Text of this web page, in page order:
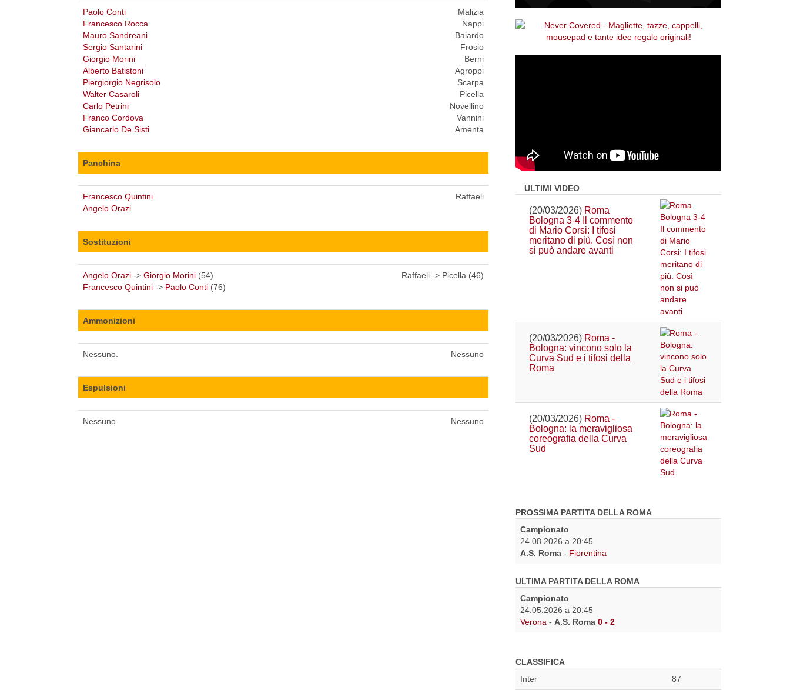
Paolo Conti
Francesco Rocca
Mauro Sandreani
Sergio Santarini
Giorgio Morini
Alberto Batistoni
Piergiorgio Negrisolo
Walter Casaroli
Carlo Petrini
Franco Cordova
Giancarlo De Sisti
Malizia
Nappi
Baiardo
Frosio
Berni
Agroppi
Scarpa
Picella
Novellino
Vannini
Amenta
Panchina
Francesco Quintini
Angelo Orazi
Raffaeli
Sostituzioni
Angelo Orazi -> Giorgio Morini (54)
Francesco Quintini -> Paolo Conti (76)
Raffaeli -> Picella (46)
Ammonizioni
Nessuno. Nessuno
Espulsioni
Nessuno. Nessuno
ULTIMI VIDEO
(20/03/2026) Roma
Bologna 3-4 Il commento
di Mario Corsi: I tifosi
meritano di più. Così non
si può andare avanti
(20/03/2026) Roma -
Bologna: vincono solo la
Curva Sud e i tifosi della
Roma
(20/03/2026) Roma -
Bologna: la meravigliosa
coreografia della Curva
Sud
PROSSIMA PARTITA DELLA ROMA
Campionato
24.08.2026 a 20:45
A.S. Roma - Fiorentina
ULTIMA PARTITA DELLA ROMA
Campionato
24.05.2026 a 20:45
Verona - A.S. Roma 0 - 2
CLASSIFICA
Inter
87